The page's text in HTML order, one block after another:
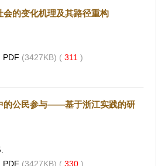
会的变化机理及其路径重构
PDF (3427KB) ( 311 )
的公民参与——基于浙江实践的研
PDF (3427KB) ( 330 )